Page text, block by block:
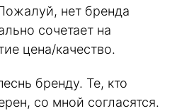
нет бренда
сочетает на
цена/качество.
бренду. Те, кто
со мной согласятся.